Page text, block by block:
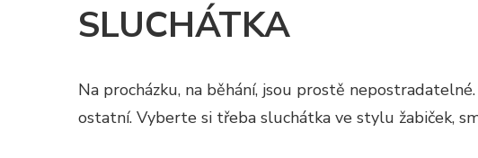
SLUCHÁTKA
Na procházku, na běhání, jsou prostě
ostatní. Vyberte si třeba sluchátka ve stylu žabiček,